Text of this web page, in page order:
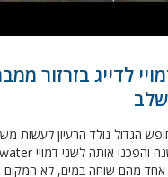
לדייג בזרזור
הגדול נולד הרעיון לעשות
אחד מהם שוחה במים, לא